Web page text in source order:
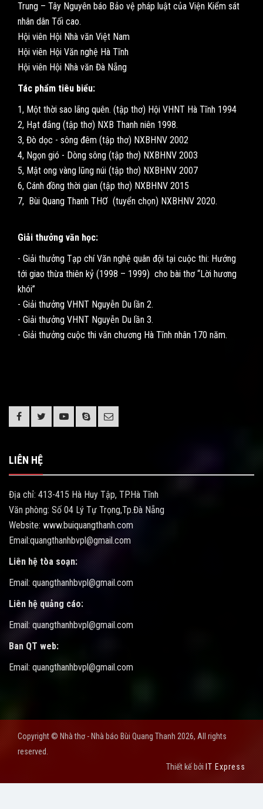
Trung – Tây Nguyên báo Bảo vệ pháp luật của Viện Kiểm sát
nhân dân Tối cao.
Hội viên Hội Nhà văn Việt Nam
Hội viên Hội Văn nghệ Hà Tĩnh
Hội viên Hội Nhà văn Đà Nẵng
Tác phẩm tiêu biểu:
1, Một thời sao lãng quên. (tập thơ) Hội VHNT Hà Tĩnh 1994
2, Hạt đắng (tập thơ) NXB Thanh niên 1998.
3, Đò dọc - sông đêm (tập thơ) NXBHNV 2002
4, Ngọn gió - Dòng sông (tập thơ) NXBHNV 2003
5, Mật ong vàng lũng núi (tập thơ) NXBHNV 2007
6, Cánh đồng thời gian (tập thơ) NXBHNV 2015
7, Bùi Quang Thanh THƠ (tuyển chọn) NXBHNV 2020.
Giải thưởng văn học:
- Giải thưởng Tạp chí Văn nghệ quân đội tại cuộc thi: Hướng
tới giao thừa thiên kỷ (1998 – 1999) cho bài thơ “Lời hương
khói”
- Giải thưởng VHNT Nguyễn Du lần 2.
- Giải thưởng VHNT Nguyễn Du lần 3.
- Giải thưởng cuộc thi văn chương Hà Tĩnh nhân 170 năm.
LIÊN HỆ
Địa chỉ: 413-415 Hà Huy Tập, TP.Hà Tĩnh
Văn phòng: Số 04 Lý Tự Trọng,Tp.Đà Nẵng
Website: www.buiquangthanh.com
Email:quangthanhbvpl@gmail.com
Liên hệ tòa soạn:
Email: quangthanhbvpl@gmail.com
Liên hệ quảng cáo:
Email: quangthanhbvpl@gmail.com
Ban QT web:
Email: quangthanhbvpl@gmail.com
Copyright © Nhà thơ - Nhà báo Bùi Quang Thanh 2026, All rights
reserved.
Thiết kế bởi IT Express